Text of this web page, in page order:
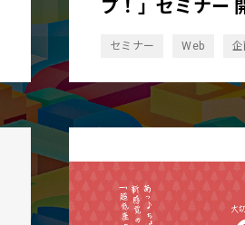
プ！」セミナー
セミナー Web